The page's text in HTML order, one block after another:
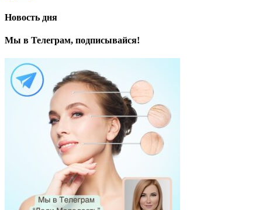
Новость дня
Мы в Телеграм, подписывайся!